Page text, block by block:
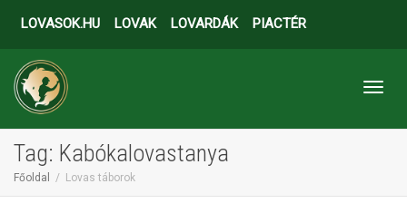
LOVASOK.HU LOVAK LOVARDÁK PIACTÉR
Tag: Kabókalovastanya
Főoldal Lovas táborok